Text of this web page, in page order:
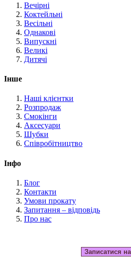
Вечірні
Коктейльні
Весільні
Однакові
Випускні
Великі
Дитячі
Інше
Наші клієнтки
Розпродаж
Смокінги
Аксесуари
Шубки
Співробітництво
Інфо
Блог
Контакти
Умови прокату
Запитання – відповідь
Про нас